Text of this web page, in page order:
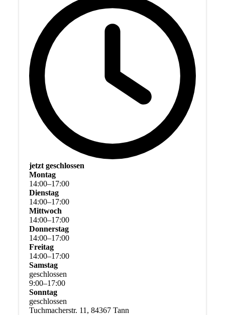
jetzt geschlossen
Montag
14:00–17:00
Dienstag
14:00–17:00
Mittwoch
14:00–17:00
Donnerstag
14:00–17:00
Freitag
14:00–17:00
Samstag
geschlossen
9:00–17:00
Sonntag
geschlossen
Tuchmacherstr. 11, 84367 Tann